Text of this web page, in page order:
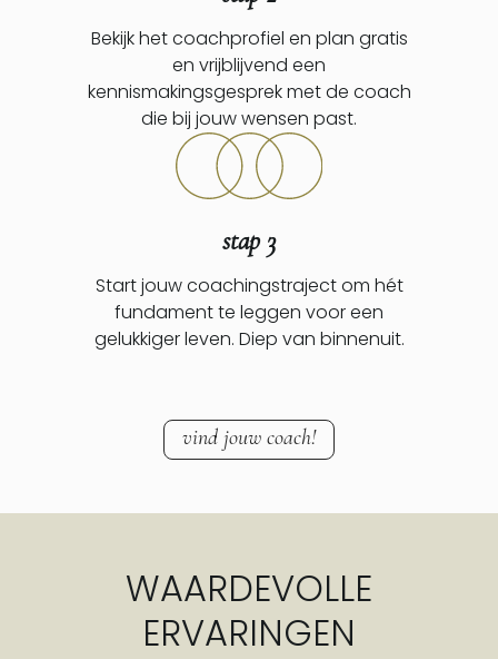
Bekijk het coachprofiel en plan gratis
en vrijblijvend een
kennismakingsgesprek met de coach
die bij jouw wensen past.
stap 3
Start jouw coachingstraject om hét
fundament te leggen voor een
gelukkiger leven. Diep van binnenuit.
vind jouw coach!
WAARDEVOLLE
ERVARINGEN